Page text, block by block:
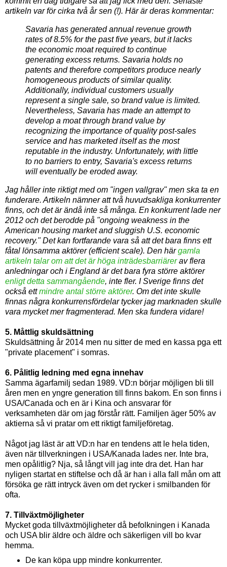
artikeln var för cirka två år sen (!). Här är deras kommentar:
Savaria has generated annual revenue growth
rates of 8.5% for the past five years, but it lacks
the economic moat required to continue
generating excess returns. Savaria holds no
patents and therefore competitors produce nearly
homogeneous products of similar quality.
Additionally, individual customers usually
represent a single sale, so brand value is limited.
Nevertheless, Savaria has made an attempt to
develop a moat through brand value by
recognizing the importance of quality post-sales
service and has marketed itself as the most
reputable in the industry. Unfortunately, with little
to no barriers to entry, Savaria's excess returns
will eventually be eroded away.
Jag håller inte riktigt med om "ingen vallgrav" men ska ta en
funderare. Artikeln nämner att två huvudsakliga konkurrenter
finns, och det är ändå inte så många. En konkurrent lade ner
2012 och det berodde på "ongoing weakness in the
American housing market and sluggish U.S. economic
recovery." Det kan fortfarande vara så att det bara finns ett
fåtal lönsamma aktörer (efficient scale). Den härgamla
artikeln talar om att det är höga inträdesbarriärerav flera
anledningar och i England är det bara fyra större aktörer
enligt detta sammangående, inte fler. I Sverige finns det
också ettmindre antal större aktörer. Om det inte skulle
finnas några konkurrensfördelar tycker jag marknaden skulle
vara mycket mer fragmenterad. Men ska fundera vidare!
5. Måttlig skuldsättning
Skuldsättning år 2014 men nu sitter de med en kassa pga ett
"private placement" i somras.
6. Pålitlig ledning med egna innehav
Samma ägarfamilj sedan 1989. VD:n börjar möjligen bli till
åren men en yngre generation till finns bakom. En son finns i
USA/Canada och en är i Kina och ansvarar för
verksamheten där om jag förstår rätt. Familjen äger 50% av
aktierna så vi pratar om ett riktigt familjeföretag.
Något jag läst är att VD:n har en tendens att le hela tiden,
även när tillverkningen i USA/Kanada lades ner. Inte bra,
men opålitlig? Nja, så långt vill jag inte dra det. Han har
nyligen startat en stiftelse och då är han i alla fall mån om att
försöka ge rätt intryck även om det rycker i smilbanden för
ofta.
7. Tillväxtmöjligheter
Mycket goda tillväxtmöjligheter då befolkningen i Kanada
och USA blir äldre och äldre och säkerligen vill bo kvar
hemma.
De kan köpa upp mindre konkurrenter.